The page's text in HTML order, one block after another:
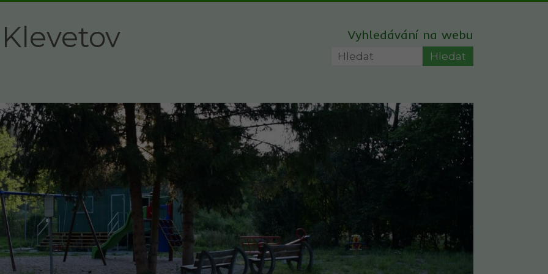
Vyhledávání na webu